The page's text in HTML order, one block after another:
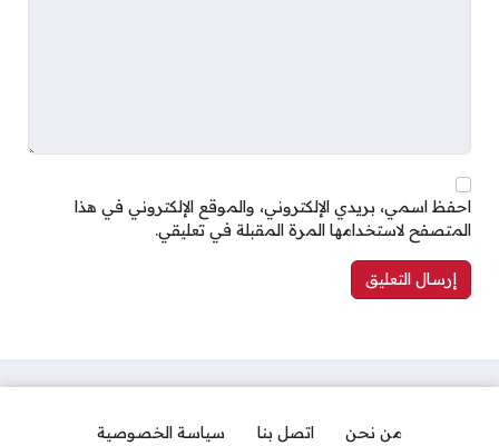
احفظ اسمي، بريدي الإلكتروني، والموقع الإلكتروني في هذا
المتصفح لاستخدامها المرة المقبلة في تعليقي.
من نحن اتصل بنا سياسة الخصوصية